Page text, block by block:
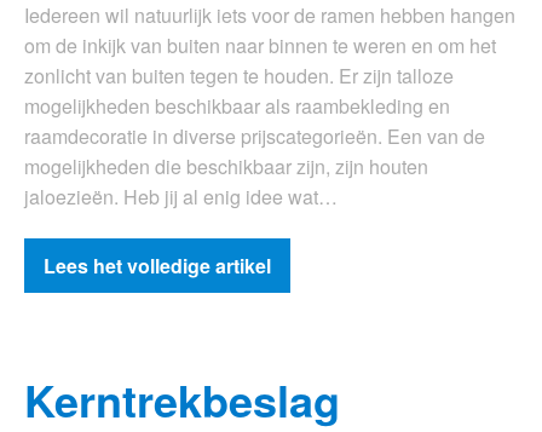
Iedereen wil natuurlijk iets voor de ramen hebben hangen
om de inkijk van buiten naar binnen te weren en om het
zonlicht van buiten tegen te houden. Er zijn talloze
mogelijkheden beschikbaar als raambekleding en
raamdecoratie in diverse prijscategorieën. Een van de
mogelijkheden die beschikbaar zijn, zijn houten
jaloezieën. Heb jij al enig idee wat…
Lees het volledige artikel
Kerntrekbeslag